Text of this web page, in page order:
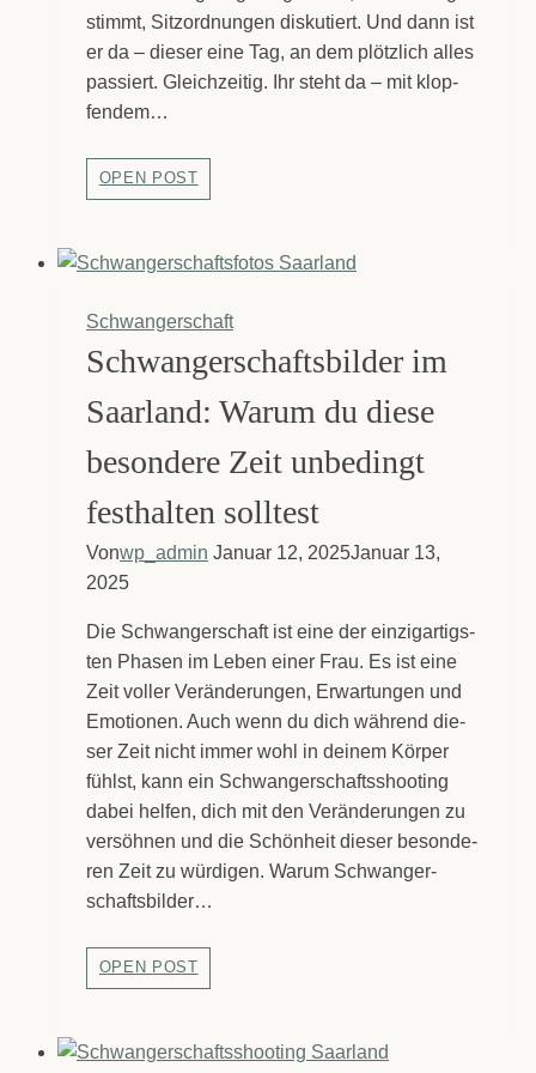
stimmt, Sitz­ord­nun­gen dis­ku­tiert. Und dann ist
er da – die­ser eine Tag, an dem plötz­lich alles
pas­siert. Gleich­zei­tig. Ihr steht da – mit klop­
fen­dem…
OPEN POSTWas
bleibt,
Tag
bei
Schwangerschaft
Schwan­ger­schafts­bil­der im
Saar­land: War­um du die­se
beson­de­re Zeit unbe­dingt
fest­hal­ten soll­test
Vonwp_admin Januar 12, 2025Januar 13,
2025
Die Schwan­ger­schaft ist eine der ein­zig­ar­tigs­
ten Pha­sen im Leben einer Frau. Es ist eine
Zeit vol­ler Ver­än­de­run­gen, Erwar­tun­gen und
Emo­tio­nen. Auch wenn du dich wäh­rend die­
ser Zeit nicht immer wohl in dei­nem Kör­per
fühlst, kann ein Schwan­ger­schafts­shoo­ting
dabei hel­fen, dich mit den Ver­än­de­run­gen zu
ver­söh­nen und die Schön­heit die­ser beson­de­
ren Zeit zu wür­di­gen. War­um Schwan­ger­
schafts­bil­der…
OPEN POSTSchwan­
ger­
der